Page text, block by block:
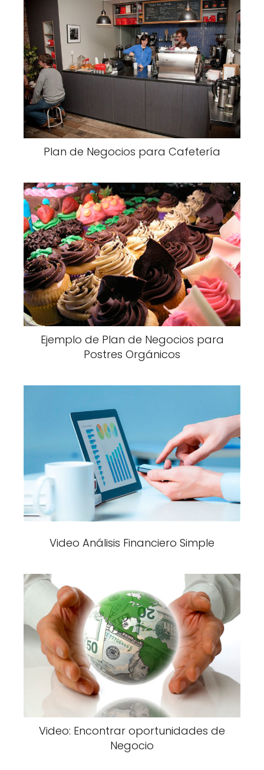
Plan de Negocios para Cafetería
Ejemplo de Plan de Negocios para
Postres Orgánicos
Video Análisis Financiero Simple
Video: Encontrar oportunidades de
Negocio